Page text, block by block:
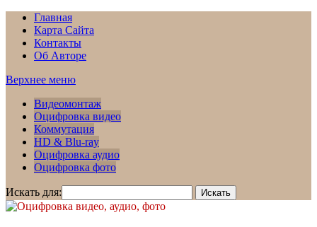
Главная
Карта Сайта
Контакты
Об Авторе
Верхнее меню
Видеомонтаж
Оцифровка видео
Коммутация
HD & Blu-ray
Оцифровка аудио
Оцифровка фото
Искать для: